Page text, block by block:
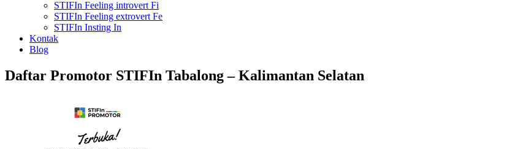
STIFIn Feeling introvert Fi
STIFIn Feeling extrovert Fe
STIFIn Insting In
Kontak
Blog
Daftar Promotor STIFIn Tabalong – Kalimantan Selatan